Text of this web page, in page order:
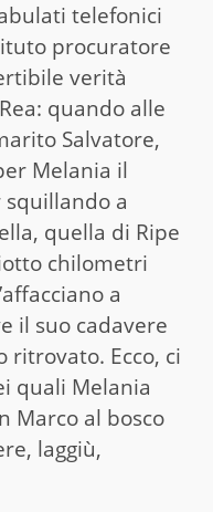
telefonici
procuratore
verità
quando alle
Salvatore,
Melania il
a
quella di Ripe
chilometri
a
il suo cadavere
ritrovato. Ecco, ci
quali Melania
Marco al bosco
laggiù,